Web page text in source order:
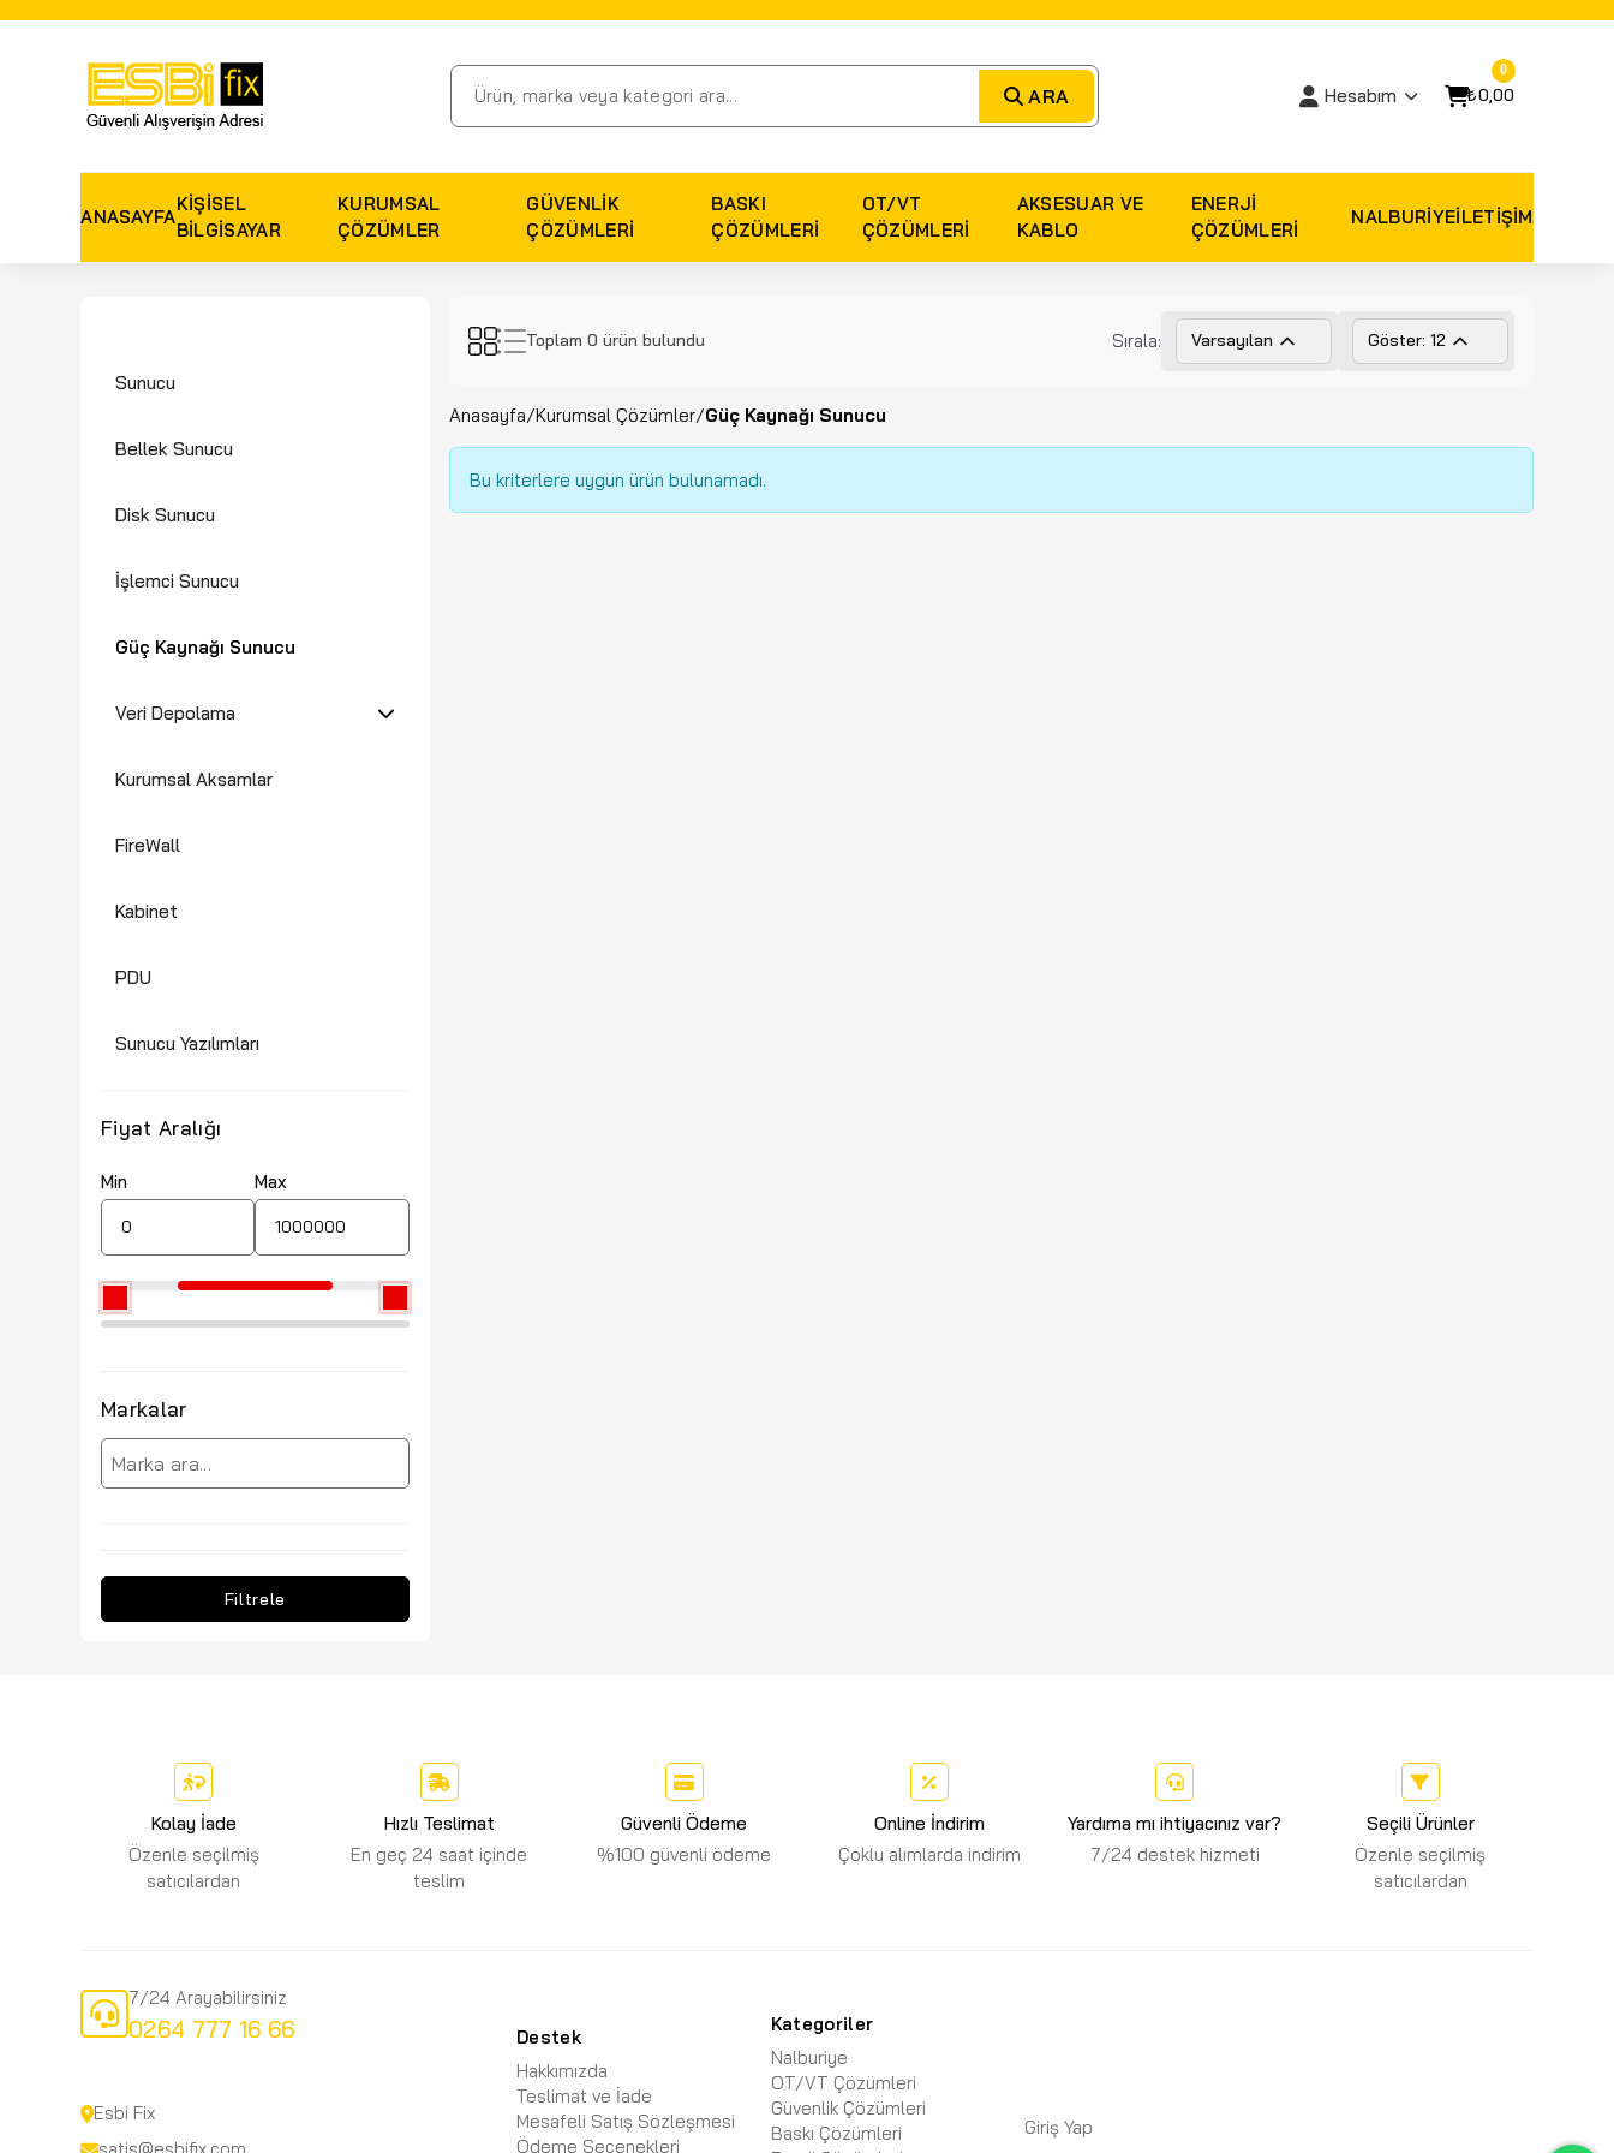
ARA Hesabım
0
₺0,00
ANASAYFA
KIŞISEL
BILGISAYAR
KURUMSAL
ÇÖZÜMLER
GÜVENLIK
ÇÖZÜMLERI
BASKI
ÇÖZÜMLERI
OT/VT
ÇÖZÜMLERI
AKSESUAR VE
KABLO
ENERJI
ÇÖZÜMLERI
NALBURIYEİLETİŞİM
Sunucu
Bellek Sunucu
Disk Sunucu
İşlemci Sunucu
Güç Kaynağı Sunucu
Veri Depolama
Kurumsal Aksamlar
FireWall
Kabinet
PDU
Sunucu Yazılımları
Fiyat Aralığı
Min Max
Markalar
Filtrele
Toplam 0 ürün bulundu Sırala: Varsayılan Göster: 12
Anasayfa/Kurumsal Çözümler/Güç Kaynağı Sunucu
Bu kriterlere uygun ürün bulunamadı.
Kolay İade
Özenle seçilmiş
satıcılardan
Hızlı Teslimat
En geç 24 saat içinde
teslim
Güvenli Ödeme
%100 güvenli ödeme
Online İndirim
Çoklu alımlarda indirim
Yardıma mı ihtiyacınız var?
7/24 destek hizmeti
Seçili Ürünler
Özenle seçilmiş
satıcılardan
7/24 Arayabilirsiniz
0264 777 16 66
Esbi Fix
Destek
Hakkımızda
Teslimat ve İade
Mesafeli Satış Sözleşmesi
Ödeme Seçenekleri
Kategoriler
Nalburiye
OT/VT Çözümleri
Güvenlik Çözümleri
Baskı Çözümleri
Giriş Yap